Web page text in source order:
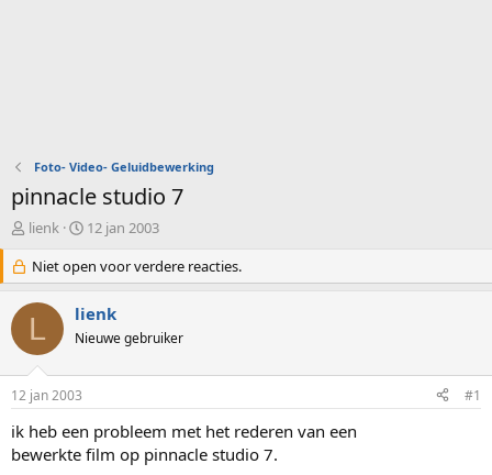
Foto- Video- Geluidbewerking
pinnacle studio 7
O
d
e
r
e
p
s
t
a
r
lienk
S
a
r
d
a
m
12 jan 2003
Niet open voor verdere reacties.
L lienk
Nieuwe gebruiker
12 jan 2003 #1
ik heb een probleem met het rederen van een
bewerkte film op pinnacle studio 7.